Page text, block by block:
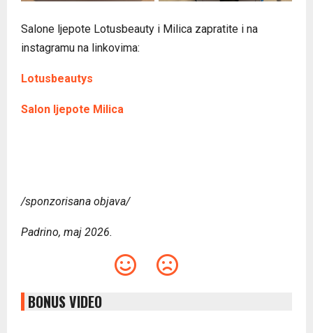
Salone ljepote Lotusbeauty i Milica zapratite i na
instagramu na linkovima:
Lotusbeautys
Salon ljepote Milica
/sponzorisana objava/
Padrino, maj 2026.
BONUS VIDEO